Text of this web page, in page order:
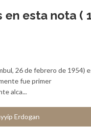
en esta nota (
26 de febrero de 1954)
fue primer
alca...
Erdogan